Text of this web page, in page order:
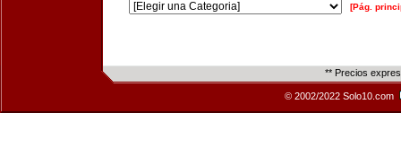
[Pág.
** Precios
© 2002/2022 Solo10.com